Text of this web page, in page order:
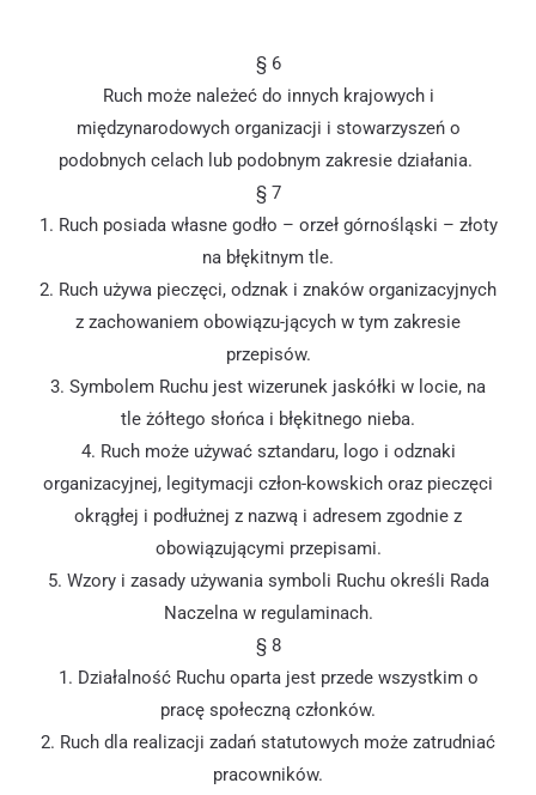
§ 6
Ruch może należeć do innych krajowych i
międzynarodowych organizacji i stowarzyszeń o
podobnych celach lub podobnym zakresie działania.
§ 7
1. Ruch posiada własne godło – orzeł górnośląski – złoty
na błękitnym tle.
2. Ruch używa pieczęci, odznak i znaków organizacyjnych
z zachowaniem obowiązu-jących w tym zakresie
przepisów.
3. Symbolem Ruchu jest wizerunek jaskółki w locie, na
tle żółtego słońca i błękitnego nieba.
4. Ruch może używać sztandaru, logo i odznaki
organizacyjnej, legitymacji człon-kowskich oraz pieczęci
okrągłej i podłużnej z nazwą i adresem zgodnie z
obowiązującymi przepisami.
5. Wzory i zasady używania symboli Ruchu określi Rada
Naczelna w regulaminach.
§ 8
1. Działalność Ruchu oparta jest przede wszystkim o
pracę społeczną członków.
2. Ruch dla realizacji zadań statutowych może zatrudniać
pracowników.